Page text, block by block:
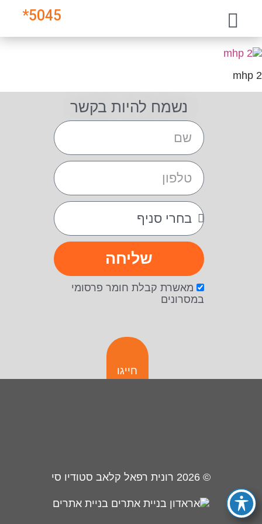
5045
*
mhp 2
נשמח להיות בקשר
מאשרת קבלת חומר פרסומי
במסרונים
שליחה
חייגו
© 2026 רונית רפאל קלאב סטודיו סי
בניית אתרים